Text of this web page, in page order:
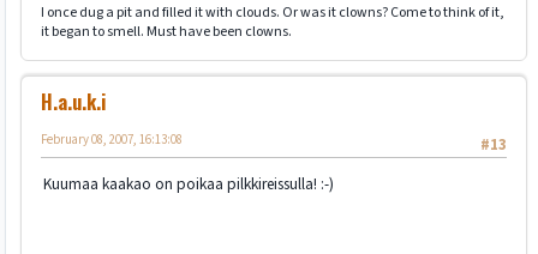
I once dug a pit and filled it with clouds. Or was it clowns? Come to think of it,
it began to smell. Must have been clowns.
H.a.u.k.i
#13
February 08, 2007, 16:13:08
Kuumaa kaakao on poikaa pilkkireissulla! :-)